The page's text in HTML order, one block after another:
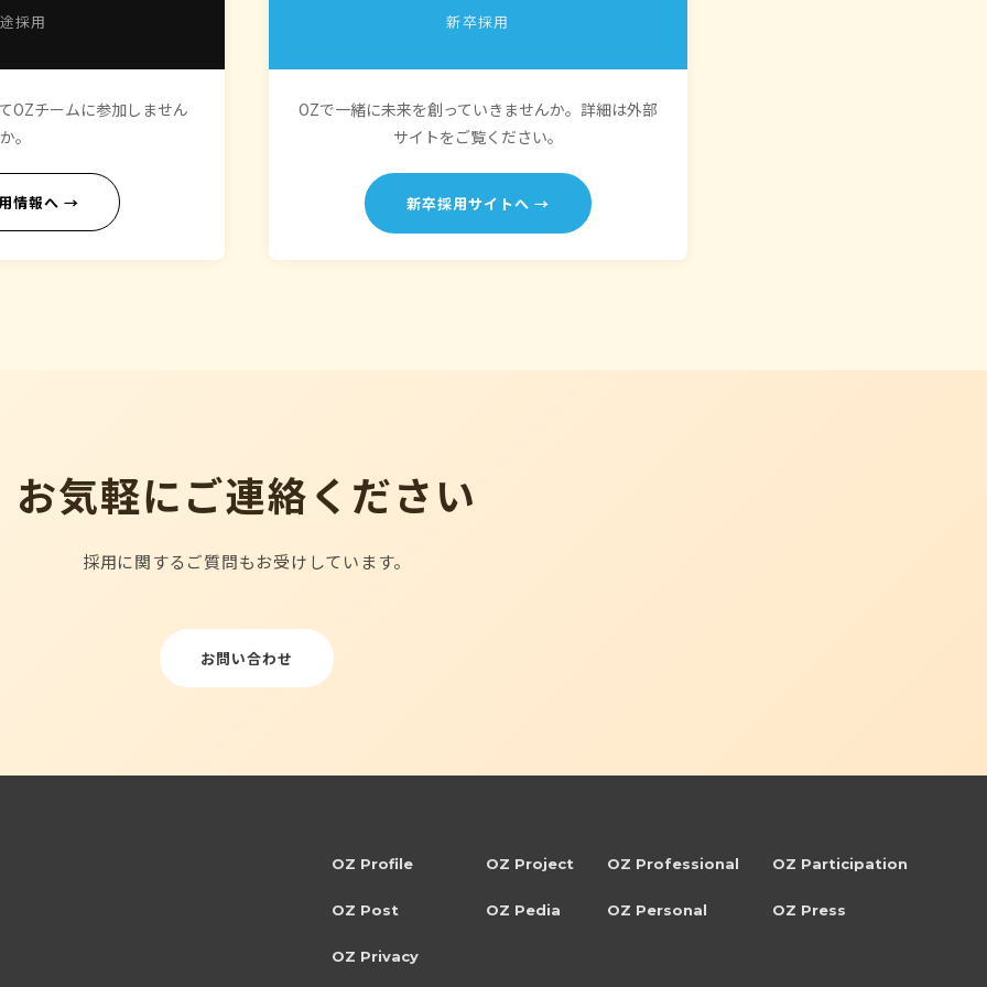
採用
OZチームに参加しません
か。
情報へ →
新卒採用
OZで一緒に未来を創っていきませんか。詳細は外部
サイトをご覧ください。
新卒採用サイトへ →
お気軽にご連絡ください
採用に関するご質問もお受けしています。
お問い合わせ
OZ Profile OZ Project OZ Professional OZ Participation
OZ Post OZ Pedia OZ Personal OZ Press
OZ Privacy